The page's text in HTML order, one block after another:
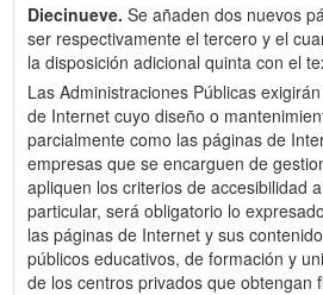
Diecinueve. Se añaden dos nuevos
ser respectivamente el tercero y el
la disposición adicional quinta con el
Las Administraciones Públicas
de Internet cuyo diseño o
parcialmente como las páginas de
empresas que se encarguen de
apliquen los criterios de accesibilidad
particular, será obligatorio lo
las páginas de Internet y sus
públicos educativos, de formación y
de los centros privados que obtengan